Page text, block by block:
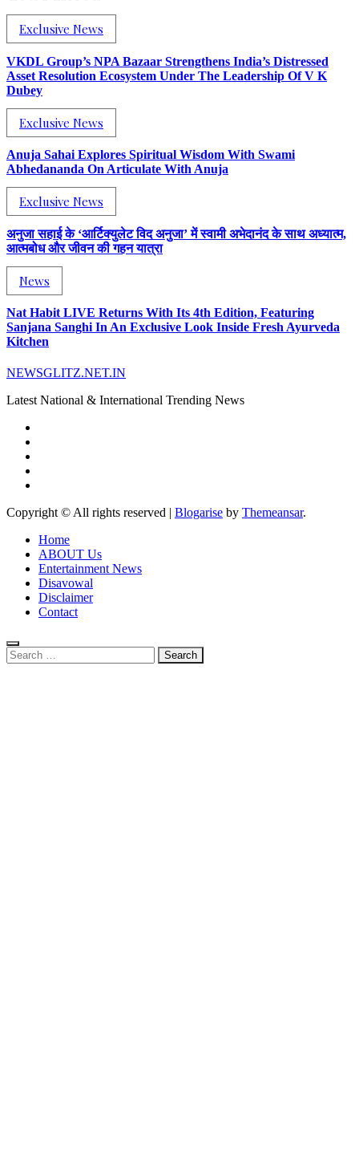
Exclusive News
VKDL Group’s NPA Bazaar Strengthens India’s Distressed
Asset Resolution Ecosystem Under The Leadership Of V K
Dubey
Exclusive News
Anuja Sahai Explores Spiritual Wisdom With Swami
Abhedananda On Articulate With Anuja
Exclusive News
अनुजा सहाई के ‘आर्टिक्युलेट विद अनुजा’ में स्वामी अभेदानंद के साथ अध्यात्म,
आत्मबोध और जीवन की गहन यात्रा
News
Nat Habit LIVE Returns With Its 4th Edition, Featuring
Sanjana Sanghi In An Exclusive Look Inside Fresh Ayurveda
Kitchen
NEWSGLITZ.NET.IN
Latest National & International Trending News
Copyright © All rights reserved | Blogarise by Themeansar.
Home
ABOUT Us
Entertainment News
Disavowal
Disclaimer
Contact
Search
for: